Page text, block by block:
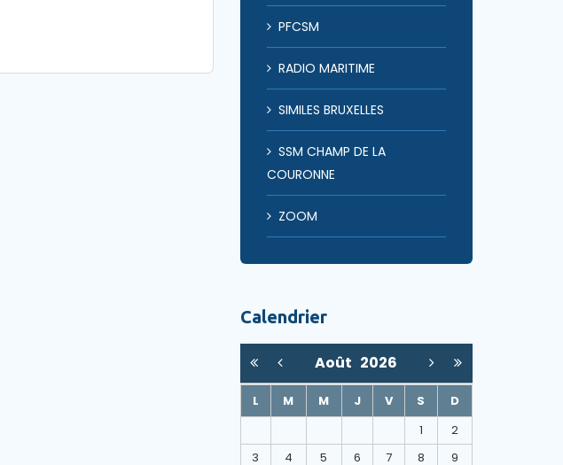
PFCSM
RADIO MARITIME
SIMILES BRUXELLES
SSM CHAMP DE LA
COURONNE
ZOOM
Calendrier
Août 2026
L M M J V S
D
1
2
3
4 5 6 7 8
9